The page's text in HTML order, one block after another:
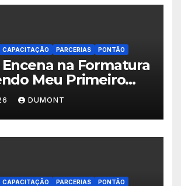
CAPACITAÇÃO PARCERIAS PONTÃO
na Formatura
Meu Primeiro
Degase Belford
as inscrições
Nova Iguaçu
DUMONT
CAPACITAÇÃO PARCERIAS PONTÃO